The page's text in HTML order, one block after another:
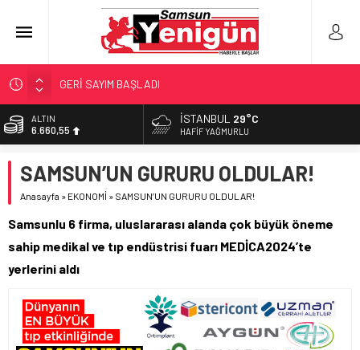
GERİ SAYIM BAŞLADI
SAMSUNSPOR’DA HEDEF 5’İNCİLİK!
‘BAFRA’YA YATIRIM YAPIN!’
YÖNETİCİ SEÇERKEN YAPILAN EN BÜYÜK HATALAR
BİST
13.779,39
47,7111
EURO
6.660,55
İSTANBUL 29°C
HAFIF YAĞMURLU
SAMSUN’UN GURURU OLDULAR!
Anasayfa » EKONOMİ » SAMSUN’UN GURURU OLDULAR!
Samsunlu 6 firma, uluslararası alanda çok büyük öneme
sahip medikal ve tıp endüstrisi fuarı MEDİCA2024’te
yerlerini aldı